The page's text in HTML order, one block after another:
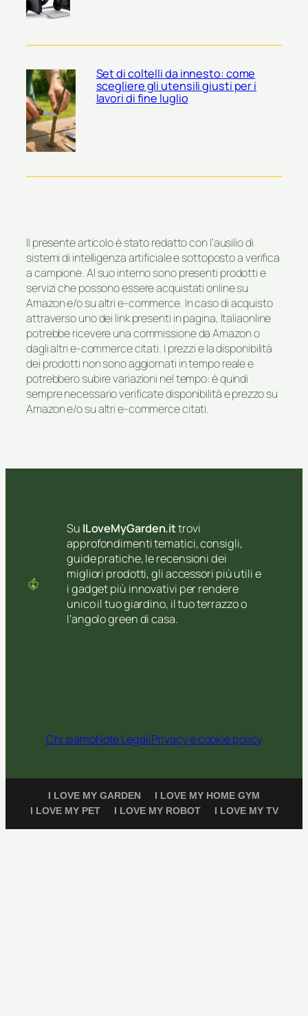
Set di coltelli da innesto: come
scegliere gli utensili giusti per i
lavori di fine luglio
Il presente articolo è stato redatto con l’ausilio di
sistemi di intelligenza artificiale e sottoposto a verifica
a campione. Al suo interno sono presenti prodotti e
servizi che possono essere acquistati online su
Amazon e/o su altri e-commerce. In caso di acquisto
attraverso uno dei link presenti in pagina, Italiaonline
potrebbe ricevere una commissione da Amazon o
dagli altri e-commerce citati. I prezzi e la disponibilità
dei prodotti non sono aggiornati in tempo reale e
potrebbero subire variazioni nel tempo: è quindi
sempre necessario verificate disponibilità e prezzo su
Amazon e/o su altri e-commerce citati.
Su ILoveMyGarden.ittrovi
approfondimenti tematici, consigli,
guide pratiche, le recensioni dei
migliori prodotti, gli accessori più utili e
i gadget più innovativi per rendere
unico il tuo giardino, il tuo terrazzo o
l’angolo green di casa.
Chi siamoNote LegaliPrivacy e cookie policy
I LOVE MY GARDEN
I LOVE MY HOME GYM
I LOVE MY PET
I LOVE MY ROBOT I LOVE MY TV